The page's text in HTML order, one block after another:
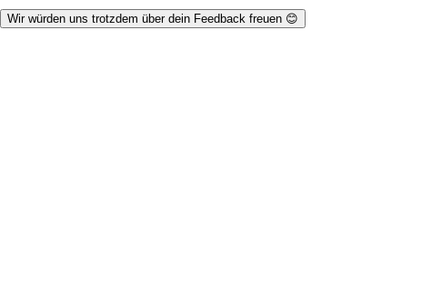
Wir würden uns trotzdem über dein Feedback freuen 😊